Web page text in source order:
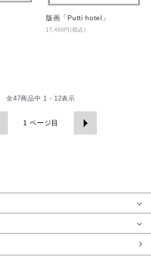
版画「Putti hotel」
17,400円(税込)
全47商品中 1 - 12表示
1ページ目